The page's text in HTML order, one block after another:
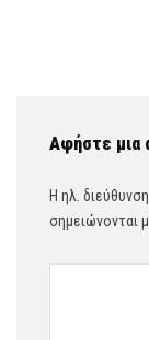
Αφήστε μια
Η ηλ.
σημειώνονται